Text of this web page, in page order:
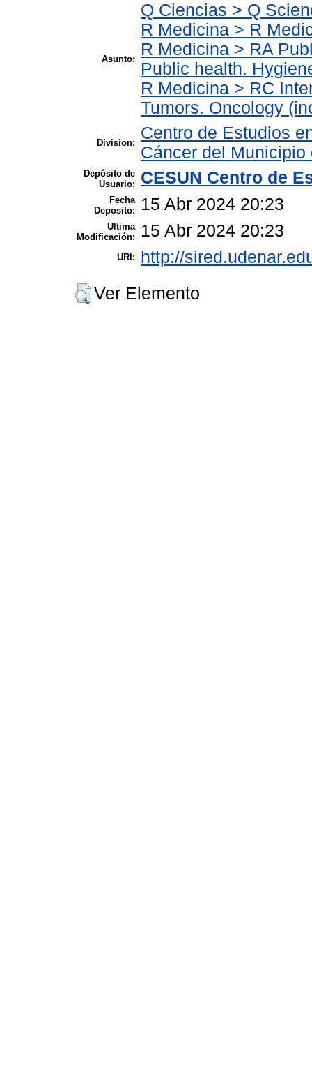
Asunto:
Q Ciencias > Q
R Medicina > R
R Medicina > RA
Public health.
R Medicina > RC
Tumors. Oncology
Division:
Centro de Estudios
Cáncer del Municipio
Depósito de
Usuario:
CESUN Centro de
Fecha
Deposito:
15 Abr 2024 20:23
Ultima
Modificación:
15 Abr 2024 20:23
URI:
http://
Ver Elemento